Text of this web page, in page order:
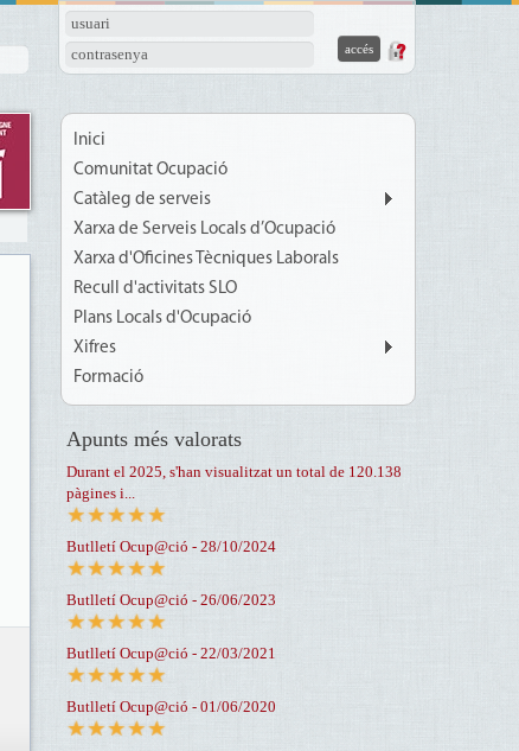
usuari
contrasenya
Inici
Comunitat Ocupació
Catàleg de serveis
Xarxa de Serveis Locals d’Ocupació
Xarxa d'Oficines Tècniques Laborals
Recull d'activitats SLO
Plans Locals d'Ocupació
Xifres
Formació
Apunts més valorats
Durant el 2025, s'han visualitzat un total de 120.138
pàgines i...
Butlletí Ocup@ció - 28/10/2024
Butlletí Ocup@ció - 26/06/2023
Butlletí Ocup@ció - 22/03/2021
Butlletí Ocup@ció - 01/06/2020